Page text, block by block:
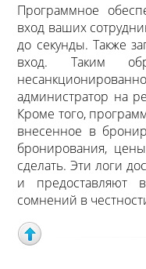
Программное
вход ваших
до секунды. Также
вход. Таким
администратор на
Кроме того,
внесенное в
бронирования,
сделать. Эти логи
и предоставляют
сомнений в